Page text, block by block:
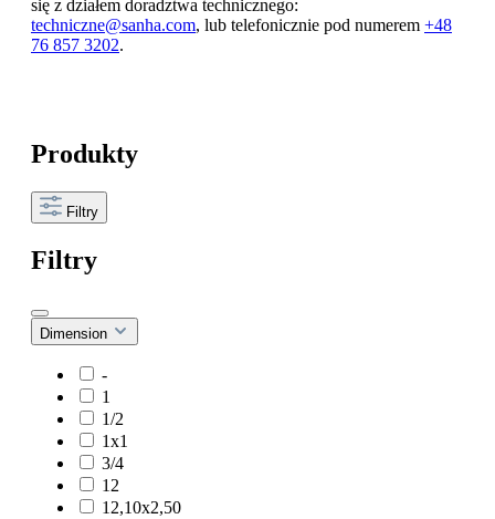
się z działem doradztwa technicznego:
techniczne@sanha.com, lub telefonicznie pod numerem +48
76 857 3202.
Produkty
Filtry
Filtry
Dimension
-
1
1/2
1x1
3/4
12
12,10x2,50